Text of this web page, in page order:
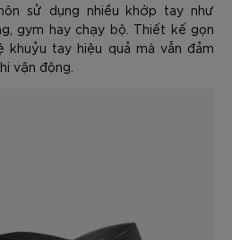
sử dụng nhiều khớp tay như
gym hay chạy bộ. Thiết kế gọn
khuỷu tay hiệu quả mà vẫn đảm
vận động.